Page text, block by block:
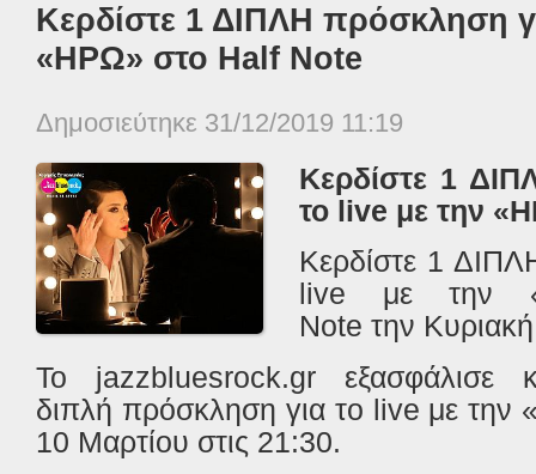
Κερδίστε 1 ΔΙΠΛΗ πρόσκληση
«ΗΡΩ» στο Half Note
Δημοσιεύτηκε 31/12/2019 11:19
Κερδίστε 1
το live με την
Κερδίστε 1
live με την
Note την
Το jazzbluesrock.gr εξασφάλισε
διπλή πρόσκληση για το live με
10 Μαρτίου στις 21:30.